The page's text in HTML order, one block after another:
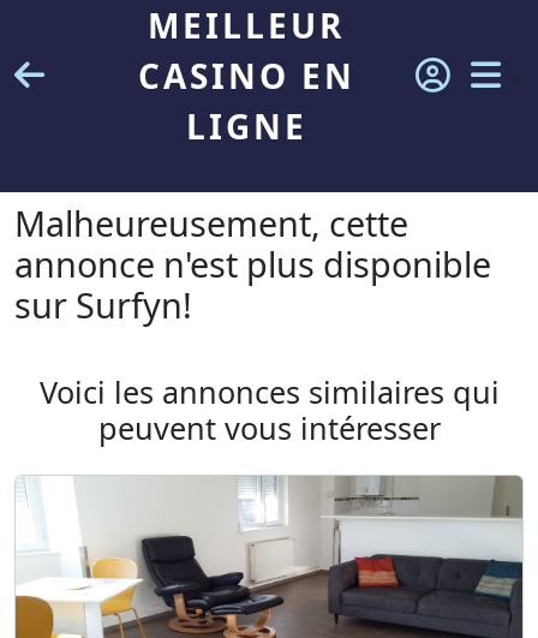
MEILLEUR
CASINO EN
LIGNE
Malheureusement, cette
annonce n'est plus disponible
sur Surfyn!
Voici les annonces similaires qui
peuvent vous intéresser